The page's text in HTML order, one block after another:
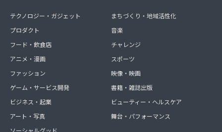
テクノロジー・ガジェット
プロダクト
フード・飲食店
アニメ・漫画
ファッション
ゲーム・サービス開発
ビジネス・起業
アート・写真
ソーシャルグッド
まちづくり・地域活性化
音楽
チャレンジ
スポーツ
映像・映画
書籍・雑誌出版
ビューティー・ヘルスケア
舞台・パフォーマンス